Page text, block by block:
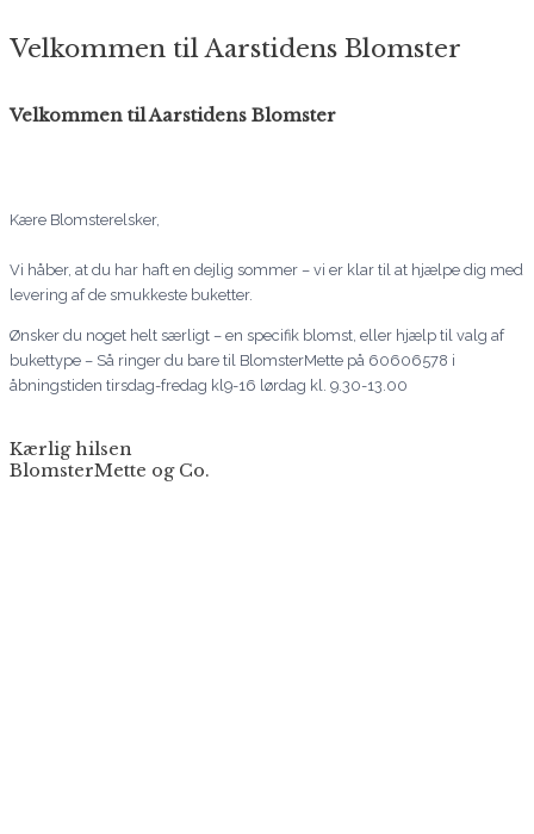
Velkommen til Aarstidens Blomster
Velkommen til Aarstidens Blomster
Kære Blomsterelsker,
Vi håber, at du har haft en dejlig sommer – vi er klar til at hjælpe dig med
levering af de smukkeste buketter.
Ønsker du noget helt særligt – en specifik blomst, eller hjælp til valg af
bukettype – Så ringer du bare til BlomsterMette på 60606578 i
åbningstiden tirsdag-fredag kl9-16 lørdag kl. 9.30-13.00
Kærlig hilsen
BlomsterMette og Co.